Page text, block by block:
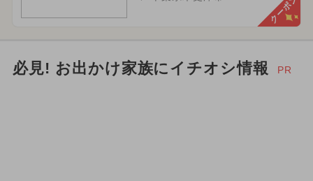
クーポン
必見! お出かけ家族にイチオシ情報 PR